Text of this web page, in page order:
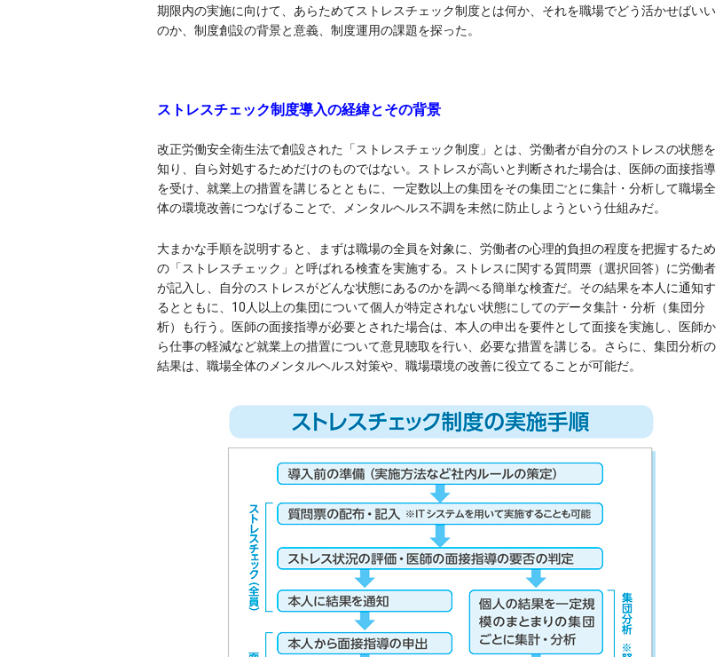
期限内の実施に向けて、あらためてストレスチェック制度とは何か、それを職場でどう活かせばいい
のか、制度創設の背景と意義、制度運用の課題を探った。
ストレスチェック制度導入の経緯とその背景
改正労働安全衛生法で創設された「ストレスチェック制度」とは、労働者が自分のストレスの状態を
知り、自ら対処するためだけのものではない。ストレスが高いと判断された場合は、医師の面接指導
を受け、就業上の措置を講じるとともに、一定数以上の集団をその集団ごとに集計・分析して職場全
体の環境改善につなげることで、メンタルヘルス不調を未然に防止しようという仕組みだ。
大まかな手順を説明すると、まずは職場の全員を対象に、労働者の心理的負担の程度を把握するため
の「ストレスチェック」と呼ばれる検査を実施する。ストレスに関する質問票（選択回答）に労働者
が記入し、自分のストレスがどんな状態にあるのかを調べる簡単な検査だ。その結果を本人に通知す
るとともに、10人以上の集団について個人が特定されない状態にしてのデータ集計・分析（集団分
析）も行う。医師の面接指導が必要とされた場合は、本人の申出を要件として面接を実施し、医師か
ら仕事の軽減など就業上の措置について意見聴取を行い、必要な措置を講じる。さらに、集団分析の
結果は、職場全体のメンタルヘルス対策や、職場環境の改善に役立てることが可能だ。